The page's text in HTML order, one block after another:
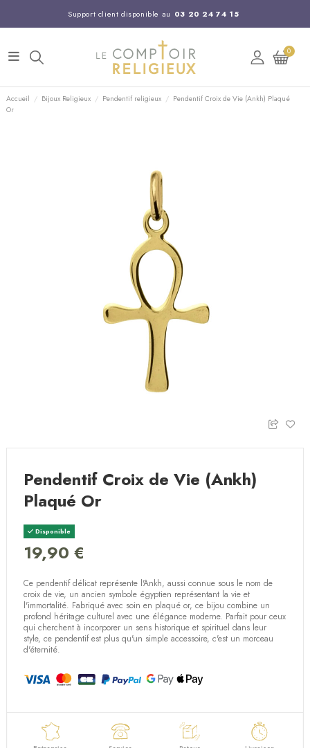
Support client disponible au 03 20 24 74 15
expédition le jour même !
0
Accueil Bijoux Religieux Pendentif religieux
Pendentif Croix de Vie (Ankh) Plaqué
Or
Pendentif Croix de Vie (Ankh)
Plaqué Or
Disponible
19,90 €
Ce pendentif délicat représente l'Ankh, aussi connue sous le nom de
croix de vie, un ancien symbole égyptien représentant la vie et
l'immortalité. Fabriqué avec soin en plaqué or, ce bijou combine un
profond héritage culturel avec une élégance moderne. Parfait pour ceux
qui cherchent à incorporer un sens historique et spirituel dans leur
style, ce pendentif est plus qu'un simple accessoire, c'est un morceau
d'éternité.